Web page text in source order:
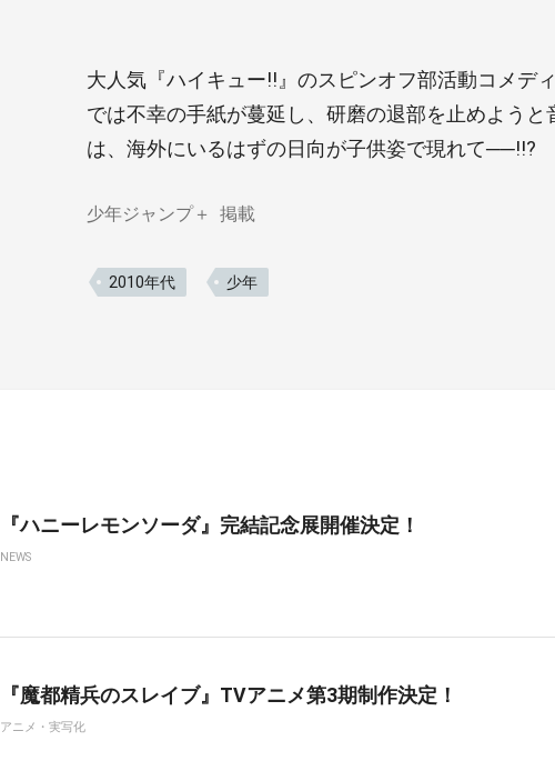
大人気『ハイキュー!!』のスピンオフ部活動コメ
では不幸の手紙が蔓延し、研磨の退部を止めよう
は、海外にいるはずの日向が子供姿で現れて──!!?
少年ジャンプ＋ 掲載
2010年代 少年
『ハニーレモンソーダ』完結記念展開催決定！
NEWS
『魔都精兵のスレイブ』TVアニメ第3期制作決定！
アニメ・実写化